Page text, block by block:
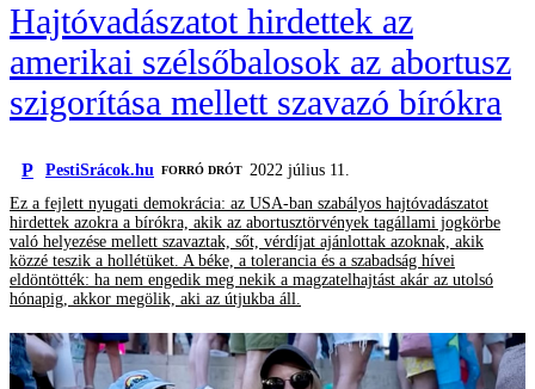
Hajtóvadászatot hirdettek az
amerikai szélsőbalosok az abortusz
szigorítása mellett szavazó bírókra
P PestiSrácok.hu FORRÓ DRÓT 2022 július 11.
Ez a fejlett nyugati demokrácia: az USA-ban szabályos hajtóvadászatot
hirdettek azokra a bírókra, akik az abortusztörvények tagállami jogkörbe
való helyezése mellett szavaztak, sőt, vérdíjat ajánlottak azoknak, akik
közzé teszik a hollétüket. A béke, a tolerancia és a szabadság hívei
eldöntötték: ha nem engedik meg nekik a magzatelhajtást akár az utolsó
hónapig, akkor megölik, aki az útjukba áll.